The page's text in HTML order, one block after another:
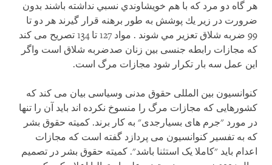
هر گاه دو مرد كه با هم خويشاوندي نسبي نداشته باشند بدون
ضرورت در زير يك پوشش به طور برهنه قرار گيرند هر دو تا
99 ضربه شلاق تعزير مي شوند . مواد 127 تا 134 تصریح می کند
که مجازات رابطه جنسی بین زنان صدضربه شلاق است واگر
این عمل سه بار تکرار شود مجازات مرگ است.
کنوانسیون بین المللی حقوق مدنی وسیاسی بیان می کند که
کشورهایی که مجازات مرگ را منسوخ نکرده اند باید آن را تنها
در مورد "جرم های بسیارجدی" به کار برند. کمیته حقوق بشر
که به تفسیر کنوانسیون می پردازد گفته است که مجازات
اعدام باید "کاملا یک استثنا باشد". کمیته حقوق بشر در تصمیم